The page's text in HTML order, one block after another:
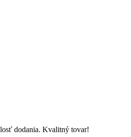
dodania. Kvalitný tovar!